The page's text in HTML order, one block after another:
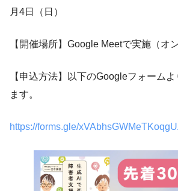
月4日（日）
【開催場所】Google Meetで実施（オ
【申込方法】以下のGoogleフォーム
ます。
https://forms.gle/